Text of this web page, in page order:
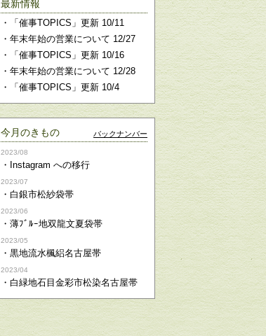
最新情報
・
「催事TOPICS」更新 10/11
・ 年末年始の営業について 12/27
・
「催事TOPICS」更新 10/16
・ 年末年始の営業について 12/28
・
「催事TOPICS」更新 10/4
今月のきもの バックナンバー
2023/08
・ Instagram への移行
2023/07
・ 白銀市松紗袋帯
2023/06
・ 薄ﾌﾞﾙｰ地双龍文夏袋帯
2023/05
・ 黒地流水楓絽名古屋帯
2023/04
・ 白緑地石目金彩市松染名古屋帯